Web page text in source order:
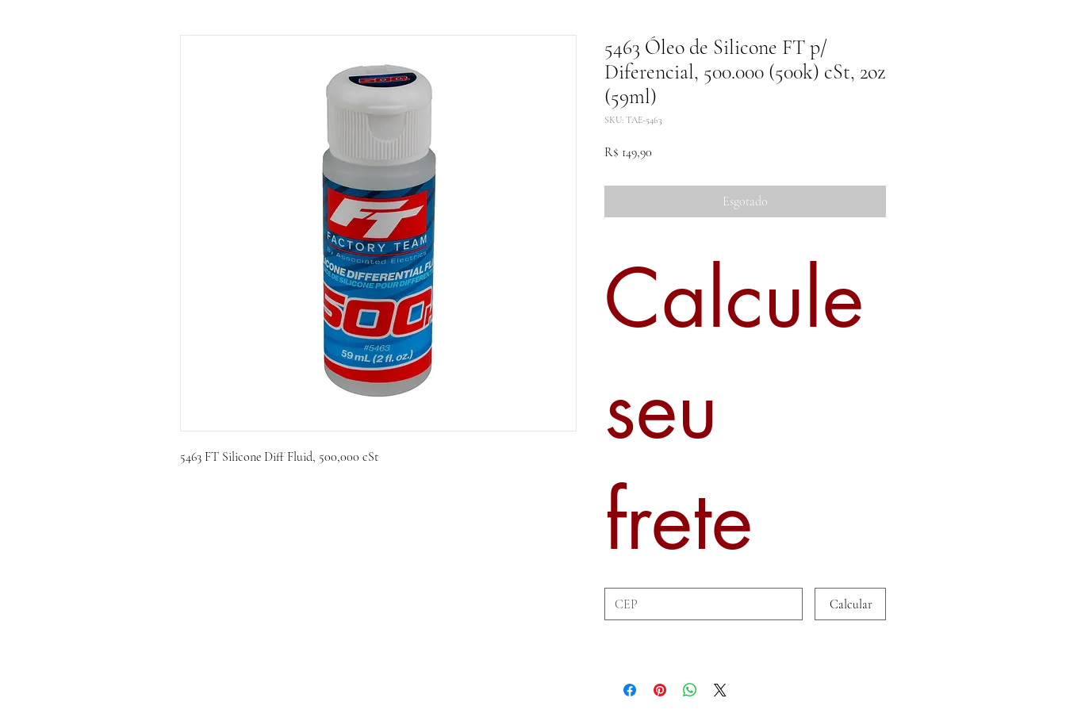
5463 FT Silicone Diff Fluid, 500,000 cSt
5463 Óleo de Silicone FT p/
Diferencial, 500.000 (500k) cSt, 2oz
(59ml)
SKU: TAE-5463
R$ 149,90
Esgotado
Calcule
seu
frete
Calcular